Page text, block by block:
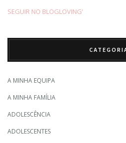
SEGUIR NO BLOGLOVING’
A MINHA EQUIPA
A MINHA FAMÍLIA
ADOLESCÊNCIA
ADOLESCENTES